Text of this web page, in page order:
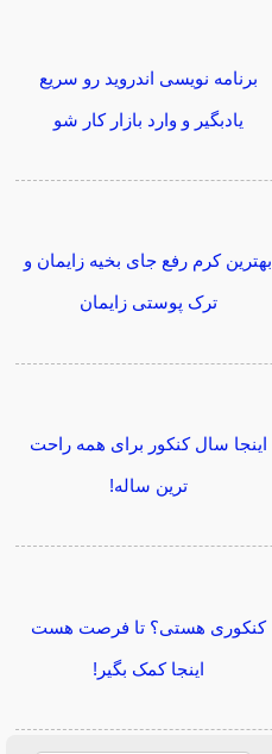
برنامه نویسی اندروید رو سریع
یادبگیر و وارد بازار کار شو
بهترین کرم رفع جای بخیه زایمان و
ترک پوستی زایمان
اینجا سال کنکور برای همه راحت
ترین ساله!
کنکوری هستی؟ تا فرصت هست
اینجا کمک بگیر!